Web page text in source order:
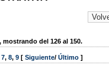
del 126 al 150.
7, 8, 9 [ Siguiente/ Último ]